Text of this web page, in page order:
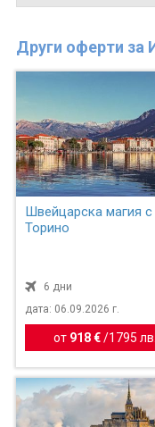
Други оферти за
Швейцарска магия с
Торино
6 дни
дата: 06.09.2026 г.
от 918 € / 1795 лв.